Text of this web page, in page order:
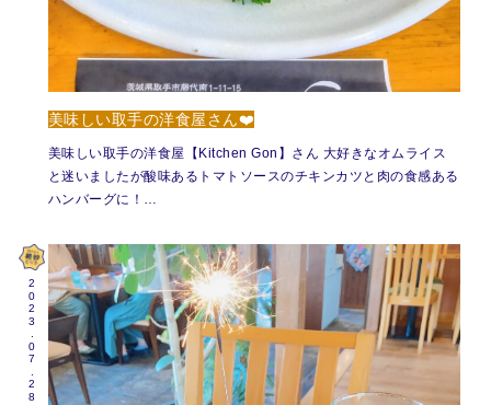
美味しい取手の洋食屋さん❤️
美味しい取手の洋食屋【Kitchen Gon】さん 大好きなオムライス
と迷いましたが酸味あるトマトソースのチキンカツと肉の食感ある
ハンバーグに！…
2023.07.28